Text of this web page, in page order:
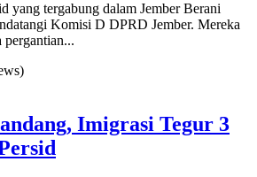
yang tergabung dalam Jember Berani
Komisi D DPRD Jember. Mereka
pergantian...
Imigrasi Tegur 3